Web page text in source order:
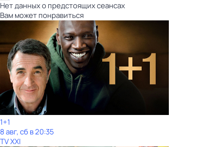
Нет данных о предстоящих сеансах
Вам может понравиться
1+1
8 авг, сб в 20:35
TV XXI